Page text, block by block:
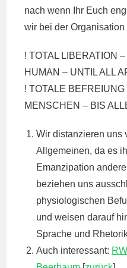
nach wenn Ihr Euch
wir bei der
! TOTAL LIBERATION
HUMAN – UNTIL ALL
! TOTALE
MENSCHEN – BIS
Wir distanzieren uns
Allgemeinen, da es
Emanzipation
beziehen uns
physiologischen
und weisen darauf
Sprache und
Auch interessant: